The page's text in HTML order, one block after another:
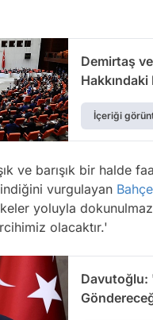
Demirtaş
İçeriği
ve barışık bir halde
vurgulayan
yoluyla
olacaktır.'
Davutoğlu: